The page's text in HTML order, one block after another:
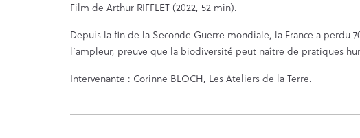
Film de Arthur RIFFLET (2022, 52 min).
Depuis la fin de la Seconde Guerre mondiale, la France a perdu
l’ampleur, preuve que la biodiversité peut naître de pratiques
Intervenante : Corinne BLOCH, Les Ateliers de la Terre.